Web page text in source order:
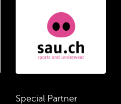
Special Partner